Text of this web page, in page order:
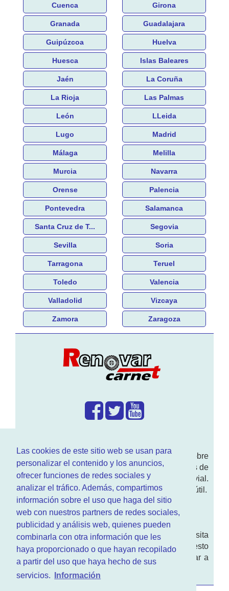
Las cookies de este sitio web se usan para
personalizar el contenido y los anuncios,
ofrecer funciones de redes sociales y
analizar el tráfico. Además, compartimos
información sobre el uso que haga del sitio
web con nuestros partners de redes sociales,
publicidad y análisis web, quienes pueden
combinarla con otra información que les
haya proporcionado o que hayan recopilado
a partir del uso que haya hecho de sus
servicios.
Información
Cuenca Girona
Granada Guadalajara
Guipúzcoa Huelva
Huesca Islas Baleares
Jaén La Coruña
La Rioja Las Palmas
León LLeida
Lugo Madrid
Málaga Melilla
Murcia Navarra
Orense Palencia
Pontevedra Salamanca
Santa Cruz de T... Segovia
Sevilla Soria
Tarragona Teruel
Toledo Valencia
Valladolid Vizcaya
Zamora Zaragoza
Enwww.RenovarCarnet.comTe contamos sobre
larenovación del permisode conducir, noticias de
actualidad motor y sobre todo seguridad vial.
Ademas tenemos todo tipo de información DGT útil.
¿Quienes somos?
Quieres saber quien mantiene la pagina, visita
nuestrasección de contacto. Aquí tienes nuesto
aviso legal
. Basicamente no queremos engañar a
nadie.